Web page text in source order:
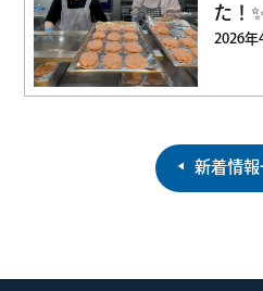
た！
2026年
新着情報